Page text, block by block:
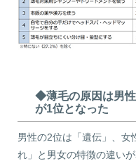
◆薄毛の原因は男性
が1位となった
男性の2位は「遺伝」、女
れ」と男女の特徴の違い